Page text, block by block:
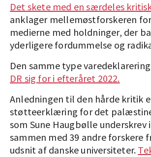
Det skete med en særdeles
anklager mellemøstforskeren
medierne med holdninger, der
yderligere fordummelse og
Den samme type varedeklarering
DR sig for i efteråret 2022.
Anledningen til den hårde kritik
støtteerklæring for det
som Sune Haugbølle underskrev
sammen med 39 andre forskere
udsnit af danske universiteter.